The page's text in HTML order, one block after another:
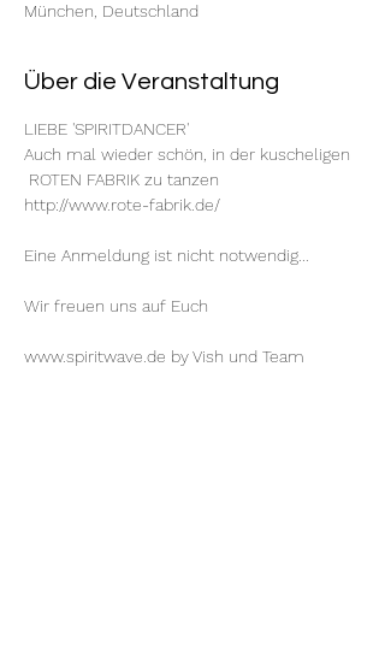
München, Deutschland
Über die Veranstaltung
LIEBE 'SPIRITDANCER'
Auch mal wieder schön, in der kuscheligen
ROTEN FABRIK zu tanzen
http://www.rote-fabrik.de/
Eine Anmeldung ist nicht notwendig...
Wir freuen uns auf Euch
www.spiritwave.de by Vish und Team